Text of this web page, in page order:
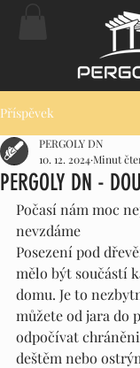
Příspěvek
PERGOLY DN -
PERGOLY DN
10. 12. 2024Minut
Počasí nám moc
nevzdáme
Posezení pod
mělo být součástí
domu. Je to
můžete od jara do
odpočívat
deštěm nebo